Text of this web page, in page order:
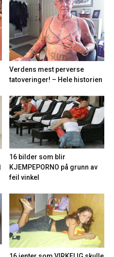
Verdens mest perverse
tatoveringer! – Hele historien
16 bilder som blir
KJEMPEPORNO på grunn av
feil vinkel